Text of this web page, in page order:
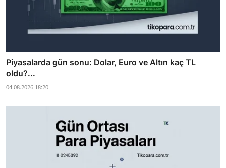
Piyasalarda gün sonu: Dolar, Euro ve Altın kaç TL
oldu?...
04.08.2026 18:20